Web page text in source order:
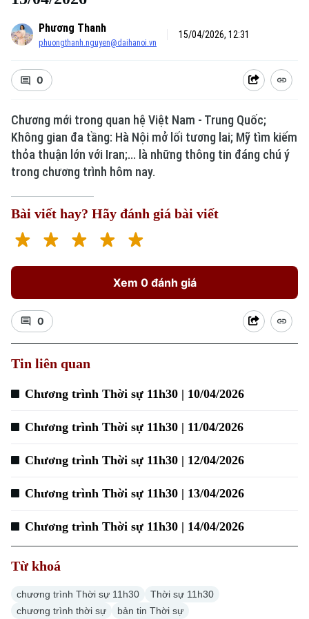
Xu hướng
Thời sự
Hà Nội
Chính trị
Hà Nội
Nhịp sống Hà Nội
Thế giới
Phương Thanh
phuongthanh.nguyen@daihanoi.vn
15/04/2026, 12:31
0
Chương mới trong quan hệ Việt Nam - Trung Quốc;
Không gian đa tầng: Hà Nội mở lối tương lai; Mỹ tìm kiếm
thỏa thuận lớn với Iran;... là những thông tin đáng chú ý
trong chương trình hôm nay.
Bài viết hay? Hãy đánh giá bài viết
Xem 0 đánh giá
0
Tin liên quan
Chương trình Thời sự 11h30 | 10/04/2026
Chương trình Thời sự 11h30 | 11/04/2026
Chương trình Thời sự 11h30 | 12/04/2026
Chương trình Thời sự 11h30 | 13/04/2026
Chương trình Thời sự 11h30 | 14/04/2026
Từ khoá
chương trình Thời sự 11h30
Thời sự 11h30
chương trình thời sự
bản tin Thời sự